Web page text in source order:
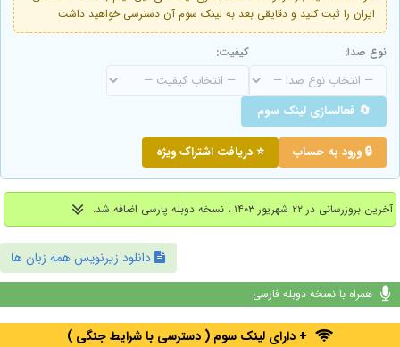
ایران را ثبت کنید و دقایقی بعد به لینک سوم آن دسترسی خواهید داشت
نوع صدا: کیفیت:
🔄 فعالسازی لینک سوم
🔒 ورود به حساب ⭐ دریافت اشتراک ویژه
آخرین بروزرسانی در ۲۲ شهریور ۱۴۰۳ ، نسخه دوبله پارسی اضافه شد.
دانلود زیرنویس همه زبان ها
همراه با نسخه دوبله فارسی
+ دارای لینک سوم ( دسترسی با شرایط جنگی )